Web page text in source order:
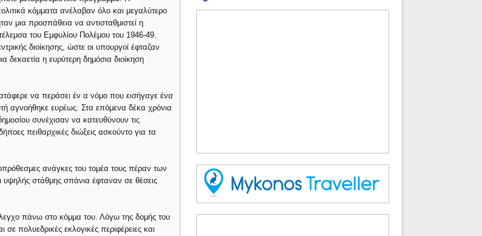
κόμματα ανέλαβαν όλο και μεγαλύτερο
μια προσπάθεια να αντισταθμιστεί η
του Εμφυλίου Πολέμου του 1946-49.
διοίκησης, ώστε οι υπουργοί έφταζαν
δεκαετία η ευρύτερη δημόσια διοίκηση
να περάσει έν α νόμο που εισήγαγε ένα
αγνοήθηκε ευρέως. Στα επόμενα δέκα χρόνια
συνέχισαν να κατευθύνουν τις
πειθαρχικές διώξεις ασκούντο για τα
ανάγκες του τομέα τους πέραν των
στάθμης σπάνια έφταναν σε θέσεις
πάνω στο κόμμα του. Λόγω της δομής του
σε πολυεδρικές εκλογικές περιφέρειες και